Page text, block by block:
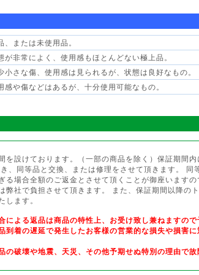
、または未使用品。
が非常によく、使用感もほとんどない極上品。
小さな傷、使用感は見られるが、状態は良好なもの。
感や傷などはあるが、十分使用可能なもの。
を設けております。（一部の商品を除く）保証期間
、同等品と交換、または修理をさせて頂きます。 同
る場合全額のご返金とさせて頂くことが御座います
弊社で負担させて頂きます。 また、保証期間以降の
します。
よる返品は商品の特性上、お受け致し兼ねますので
到着の遅延で発生したお客様の営業的な損失や損害
の破壊や地震、天災、その他予期せぬ特別の理由で